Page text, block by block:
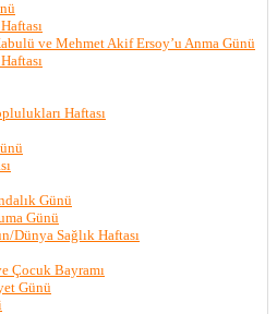
ve Mehmet Akif Ersoy’u Anma Günü
Haftası
Günü
Günü
Dünya Sağlık Haftası
Çocuk Bayramı
Günü